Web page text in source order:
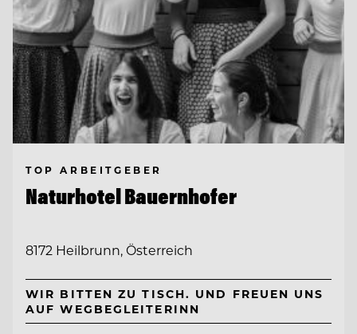
TOP ARBEITGEBER
Naturhotel Bauernhofer
8172 Heilbrunn, Österreich
WIR BITTEN ZU TISCH. UND FREUEN UNS
AUF WEGBEGLEITERINN